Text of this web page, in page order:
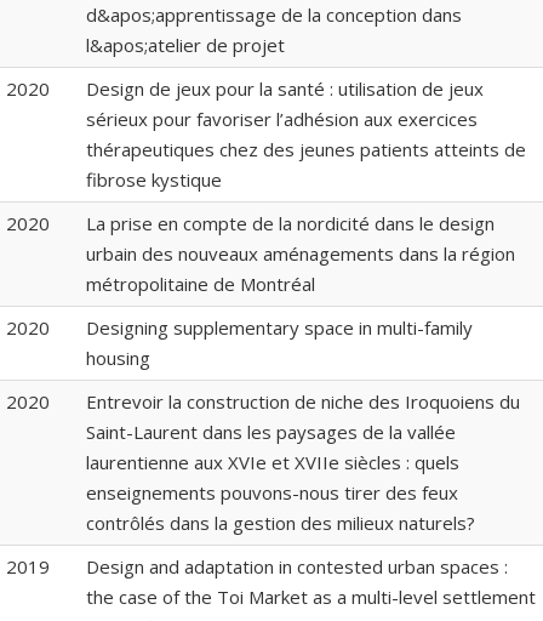
d&apos;apprentissage de la conception dans
l&apos;atelier de projet
2020
Design de jeux pour la santé : utilisation de jeux
sérieux pour favoriser l’adhésion aux exercices
thérapeutiques chez des jeunes patients atteints de
fibrose kystique
2020
La prise en compte de la nordicité dans le design
urbain des nouveaux aménagements dans la région
métropolitaine de Montréal
2020
Designing supplementary space in multi-family
housing
2020
Entrevoir la construction de niche des Iroquoiens du
Saint-Laurent dans les paysages de la vallée
laurentienne aux XVIe et XVIIe siècles : quels
enseignements pouvons-nous tirer des feux
contrôlés dans la gestion des milieux naturels?
2019
Design and adaptation in contested urban spaces :
the case of the Toi Market as a multi-level settlement